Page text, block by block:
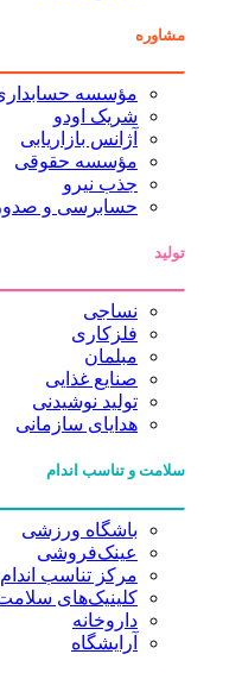
مشاوره
مؤسسه
شریک اودو
آژانس بازاریابی
مؤسسه حقوقی
جذب نیرو
حسابرسی و
تولید
نساجی
فلزکاری
مبلمان
صنایع غذایی
تولید نوشیدنی
هدایای سازمانی
سلامت و تناسب اندام
باشگاه ورزشی
عینک‌فروشی
مرکز تناسب اندام
کلینیک‌های
داروخانه
آرایشگاه